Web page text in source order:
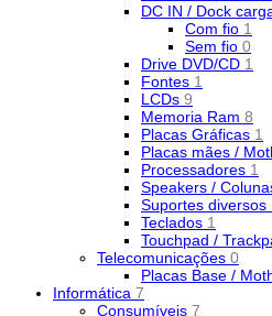
DC IN / Dock
Com fio 1
Sem fio 0
Drive DVD/CD 1
Fontes 1
LCDs 9
Memoria Ram 8
Placas Gráficas 1
Placas mães /
Processadores 1
Speakers /
Suportes diversos
Teclados 1
Touchpad /
Telecomunicações 0
Placas Base /
Informática 7
Consumíveis 7